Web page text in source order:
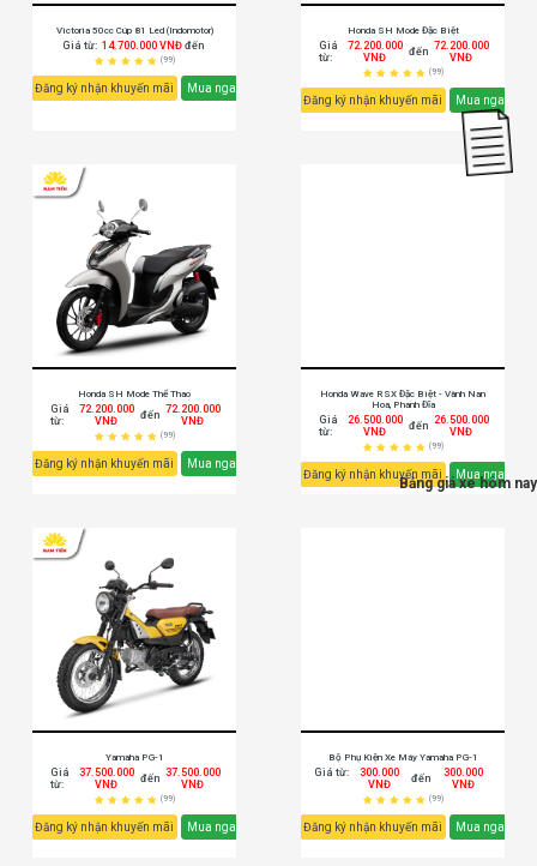
Victoria 50cc Cúp 81 Led (Indomotor)
Giá từ: 14.700.000 VNĐ đến
(99)
Đăng ký nhận khuyến mãi Mua ngay
Honda SH Mode Đặc Biệt
Giá
từ:
72.200.000
VNĐ
đến 72.200.000
VNĐ
(99)
Đăng ký nhận khuyến mãi Mua ngay
Honda SH Mode Thể Thao
Giá
từ:
72.200.000
VNĐ
đến 72.200.000
VNĐ
(99)
Đăng ký nhận khuyến mãi Mua ngay
Honda Wave RSX Đặc Biệt - Vành Nan
Hoa, Phanh Đĩa
Giá
từ:
26.500.000
VNĐ
đến 26.500.000
VNĐ
(99)
Đăng ký nhận khuyến mãi Mua ngay
Yamaha PG-1
Giá
từ:
37.500.000
VNĐ
đến 37.500.000
VNĐ
(99)
Đăng ký nhận khuyến mãi Mua ngay
Bộ Phụ Kiện Xe Máy Yamaha PG-1
Giá từ:
300.000
VNĐ
đến
300.000
VNĐ
(99)
Đăng ký nhận khuyến mãi Mua ngay
Bảng giá xe hôm nay